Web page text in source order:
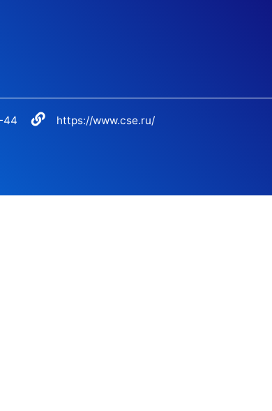
44 https://www.cse.ru/